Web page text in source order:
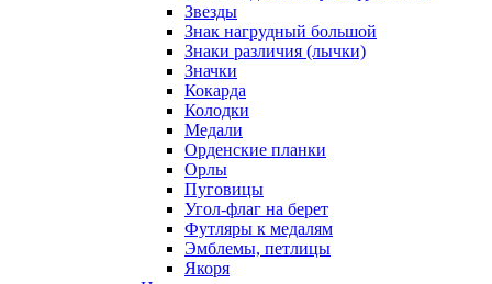
Звезды
Знак нагрудный большой
Знаки различия (лычки)
Значки
Кокарда
Колодки
Медали
Орденские планки
Орлы
Пуговицы
Угол-флаг на берет
Футляры к медалям
Эмблемы, петлицы
Якоря